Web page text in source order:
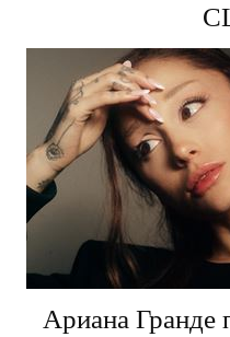
Ариана Гранде